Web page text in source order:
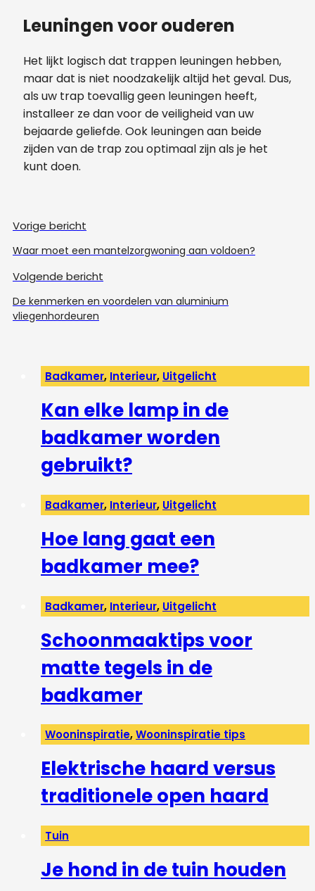
Leuningen voor ouderen
Het lijkt logisch dat trappen leuningen hebben,
maar dat is niet noodzakelijk altijd het geval. Dus,
als uw trap toevallig geen leuningen heeft,
installeer ze dan voor de veiligheid van uw
bejaarde geliefde. Ook leuningen aan beide
zijden van de trap zou optimaal zijn als je het
kunt doen.
Vorige bericht
Waar moet een mantelzorgwoning aan voldoen?
Volgende bericht
De kenmerken en voordelen van aluminium
vliegenhordeuren
Badkamer, Interieur, Uitgelicht
Kan elke lamp in de
badkamer worden
gebruikt?
Badkamer, Interieur, Uitgelicht
Hoe lang gaat een
badkamer mee?
Badkamer, Interieur, Uitgelicht
Schoonmaaktips voor
matte tegels in de
badkamer
Wooninspiratie,Wooninspiratie tips
Elektrische haard versus
traditionele open haard
Tuin
Je hond in de tuin houden